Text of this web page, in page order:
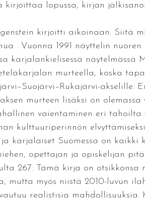
kirjoittaa lopussa, kirjan
kirjoitti aikoinaan: Siitä
. Vuonna 1991 näyttelin
karjalankielisessä
murteella, koska
murteen lisäksi on
vaientaminen eri
kulttuuriperinnön
karjalaiset Suomessa on
opettajan ja opiskelijan
267: Tämä kirja on otsikkonsa
mutta myös niistä 2010-luvun
realistisia